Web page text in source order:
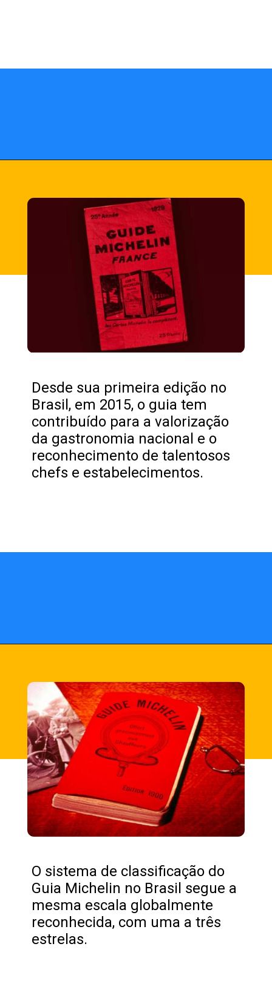
Desde sua primeira edição no
Brasil, em 2015, o guia tem
contribuído para a valorização
da gastronomia nacional e o
reconhecimento de talentosos
chefs e estabelecimentos.
O sistema de classificação do
Guia Michelin no Brasil segue a
mesma escala globalmente
reconhecida, com uma a três
estrelas.